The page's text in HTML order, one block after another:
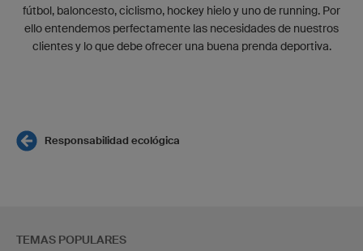
fútbol, baloncesto, ciclismo, hockey hielo y uno de running. Por
ello entendemos perfectamente las necesidades de nuestros
clientes y lo que debe ofrecer una buena prenda deportiva.
Responsabilidad ecológica
TEMAS POPULARES